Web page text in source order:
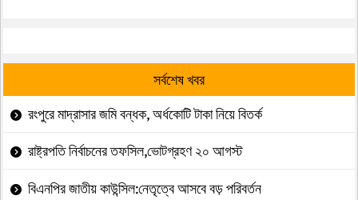
সর্বশেষ খবর
রংপুরে মাদ্রাসার জমি বন্ধক, অর্ধকোটি টাকা নিয়ে বিতর্ক
রাষ্ট্রপতি নির্বাচনের তফসিল,ভোটগ্রহণ ২০ আগস্ট
বিএনপির জাতীয় কাউন্সিল:নেতৃত্বে আসবে বড় পরিবর্তন